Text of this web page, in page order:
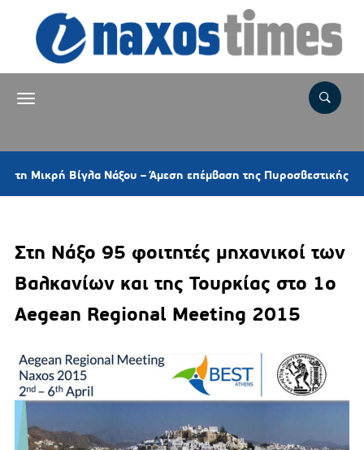
Βίγλα Νάξου – Άμεση επέμβαση της Πυροσβεστικής και
Στη Νάξο 95 φοιτητές μηχανικοί των
Βαλκανίων και της Τουρκίας στο 1ο
Aegean Regional Meeting 2015